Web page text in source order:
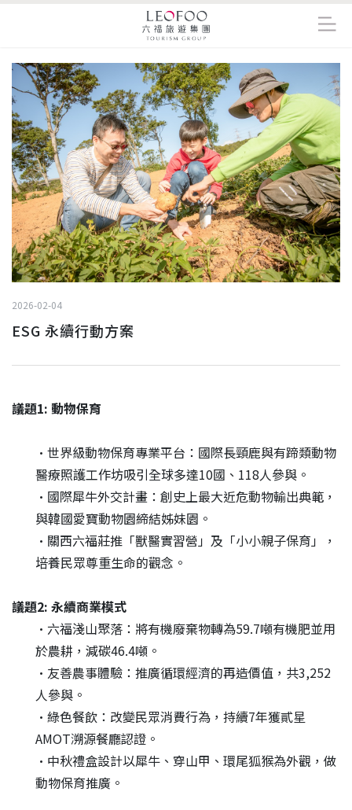
2026-02-04
ESG 永續行動方案
議題1: 動物保育
•世界級動物保育專業平台：國際長頸鹿與有蹄類動物
醫療照護工作坊吸引全球多達10國、118人參與。
•國際犀牛外交計畫：創史上最大近危動物輸出典範，
與韓國愛寶動物園締結姊妹園。
•關西六福莊推「獸醫實習營」及「小小親子保育」，
培養民眾尊重生命的觀念。
議題2: 永續商業模式
•六福淺山聚落：將有機廢棄物轉為59.7噸有機肥並用
於農耕，減碳46.4噸。
•友善農事體驗：推廣循環經濟的再造價值，共3,252
人參與。
•綠色餐飲：改變民眾消費行為，持續7年獲貳星
AMOT溯源餐廳認證。
•中秋禮盒設計以犀牛、穿山甲、環尾狐猴為外觀，做
動物保育推廣。